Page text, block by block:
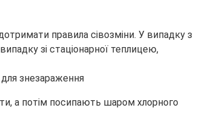
правила сівозміни. У випадку з
зі стаціонарної теплицею,
а потім посипають шаром хлорного